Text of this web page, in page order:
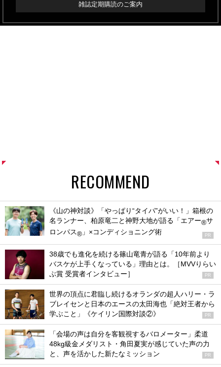
雑誌定期購読のご案内
RECOMMEND
《山の神対談》「やっぱり“タイパ”がいい！」箱根の
名ランナー、柏原竜二と神野大地が語る「エアー®サ
ロンパス® 」×コンディショニング術 PR
38歳でも進化を続ける篠山竜青が語る「10年前より
バスケが上手くなっている」理由とは。［MVVりらい
ぶ賞 受賞者インタビュー］
PR
世界の頂点に君臨し続けるオランダの超人ハリー・ラ
ブレイセンと日本のエースの太田海也「絶対王者から
学ぶこと」《ケイリン国際対談②》
PR
「会場の声は自分を客観視するバロメーター」柔道
48kg級金メダリスト・角田夏実が感じていた声の力
と、声を活かした新たなミッション
PR